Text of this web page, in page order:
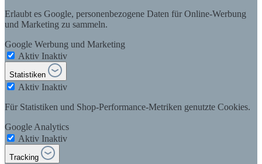
Erlaubt es Google, personenbezogene Daten für Online-Werbung
und Marketing zu sammeln.
Google Werbung und Marketing
Aktiv Inaktiv
Statistiken
Aktiv Inaktiv
Für Statistiken und Shop-Performance-Metriken genutzte Cookies.
Google Analytics
Aktiv Inaktiv
Tracking